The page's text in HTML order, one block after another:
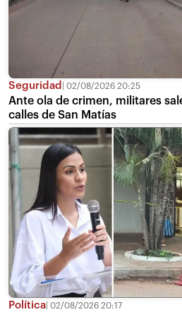
Seguridad 02/08/2026 20:25
Ante ola de crimen, militares
calles de San Matías
Política 02/08/2026 20:17